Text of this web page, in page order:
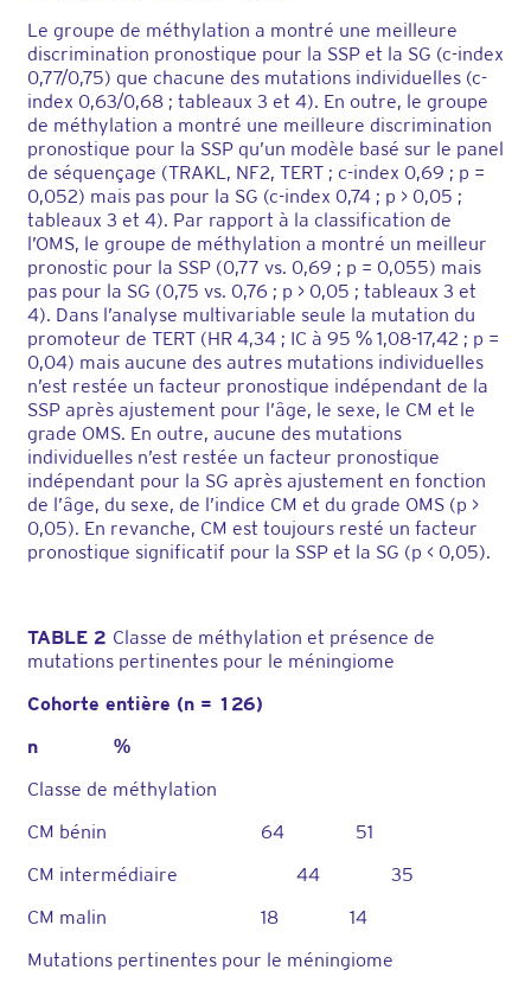
Le groupe de méthylation a montré une meilleure
discrimination pronostique pour la SSP et la SG (c-index
0,77/0,75) que chacune des mutations individuelles (c-
index 0,63/0,68 ; tableaux 3 et 4). En outre, le groupe
de méthylation a montré une meilleure discrimination
pronostique pour la SSP qu’un modèle basé sur le panel
de séquençage (TRAKL, NF2, TERT ; c-index 0,69 ; p =
0,052) mais pas pour la SG (c-index 0,74 ; p > 0,05 ;
tableaux 3 et 4). Par rapport à la classification de
l’OMS, le groupe de méthylation a montré un meilleur
pronostic pour la SSP (0,77 vs. 0,69 ; p = 0,055) mais
pas pour la SG (0,75 vs. 0,76 ; p > 0,05 ; tableaux 3 et
4). Dans l’analyse multivariable seule la mutation du
promoteur de TERT (HR 4,34 ; IC à 95 % 1,08-17,42 ; p =
0,04) mais aucune des autres mutations individuelles
n’est restée un facteur pronostique indépendant de la
SSP après ajustement pour l’âge, le sexe, le CM et le
grade OMS. En outre, aucune des mutations
individuelles n’est restée un facteur pronostique
indépendant pour la SG après ajustement en fonction
de l’âge, du sexe, de l’indice CM et du grade OMS (p >
0,05). En revanche, CM est toujours resté un facteur
pronostique significatif pour la SSP et la SG (p < 0,05).
TABLE 2 Classe de méthylation et présence de
mutations pertinentes pour le méningiome
Cohorte entière (n = 126)
n %
Classe de méthylation
CM bénin 64 51
CM intermédiaire 44 35
CM malin 18 14
Mutations pertinentes pour le méningiome